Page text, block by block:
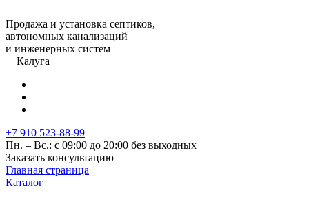
Продажа и установка септиков,
автономных канализаций
и инженерных систем
Калуга
+7 910 523-88-99
Пн. – Вс.: с 09:00 до 20:00 без выходных
Заказать консультацию
Главная страница
Каталог